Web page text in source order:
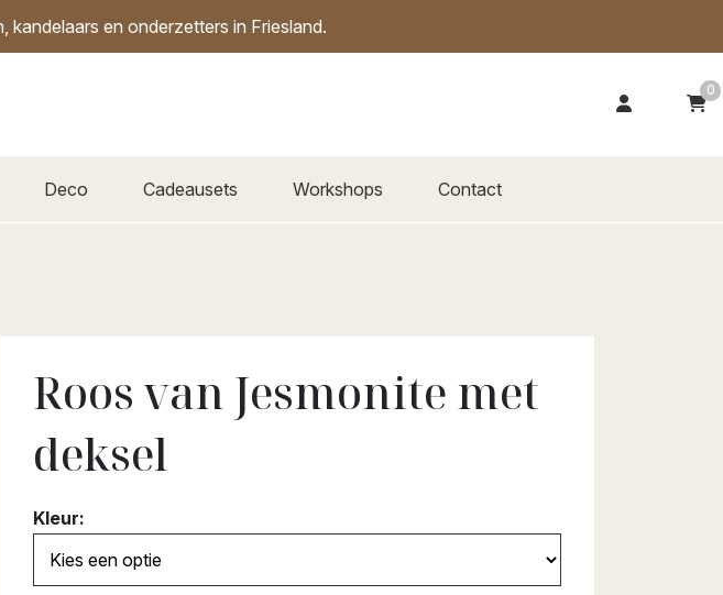
kandelaars en onderzetters in Friesland.
0
Deco Cadeausets Workshops Contact
Roos van Jesmonite met
deksel
Kleur: